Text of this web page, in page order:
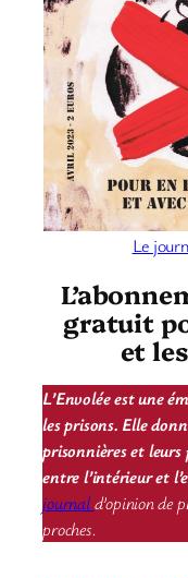
Le
gratuit
et
L’Envolée est une
les prisons. Elle
prisonnières et
entre l’intérieur et
journald’opinion de
proches.